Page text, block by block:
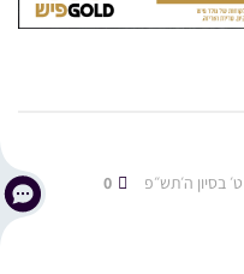
ט׳ בסיון ה׳תש״פ